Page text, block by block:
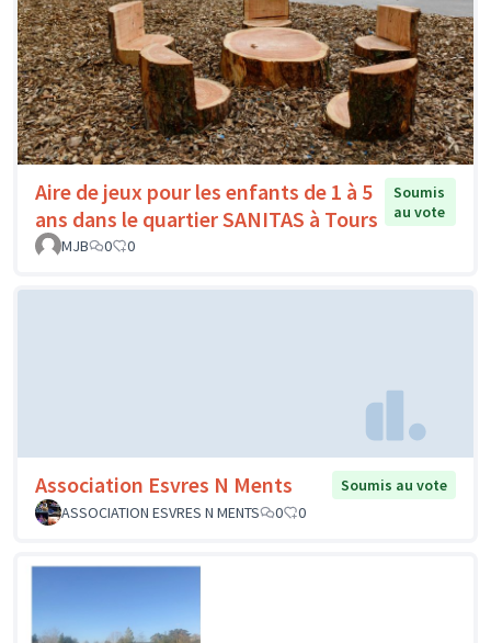
Aire de jeux pour les enfants de 1 à 5
ans dans le quartier SANITAS à Tours
Soumis
au vote
MJB
0 0
Association Esvres N Ments
Soumis au vote
ASSOCIATION ESVRES N MENTS
0 0